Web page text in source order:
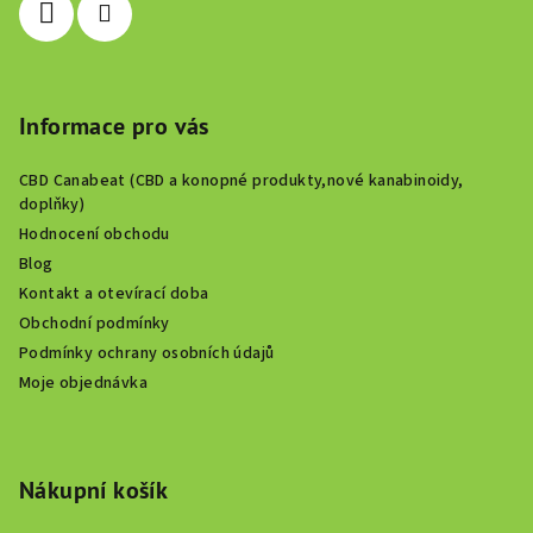
u
Informace pro vás
CBD Canabeat (CBD a konopné produkty,nové kanabinoidy,
doplňky)
Hodnocení obchodu
Blog
Kontakt a otevírací doba
Obchodní podmínky
Podmínky ochrany osobních údajů
Moje objednávka
Nákupní košík